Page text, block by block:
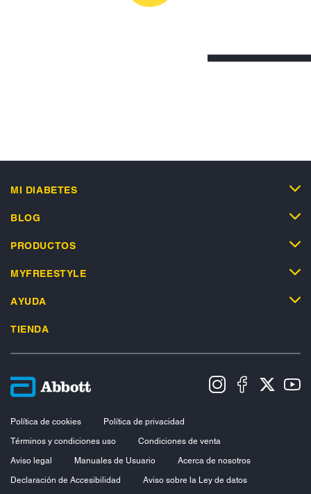
MI DIABETES
BLOG
PRODUCTOS
MYFREESTYLE
AYUDA
TIENDA
Política de cookies
Política de privacidad
Términos y condiciones uso
Condiciones de venta
Aviso legal
Manuales de Usuario
Acerca de nosotros
Declaración de Accesibilidad
Aviso sobre la Ley de datos